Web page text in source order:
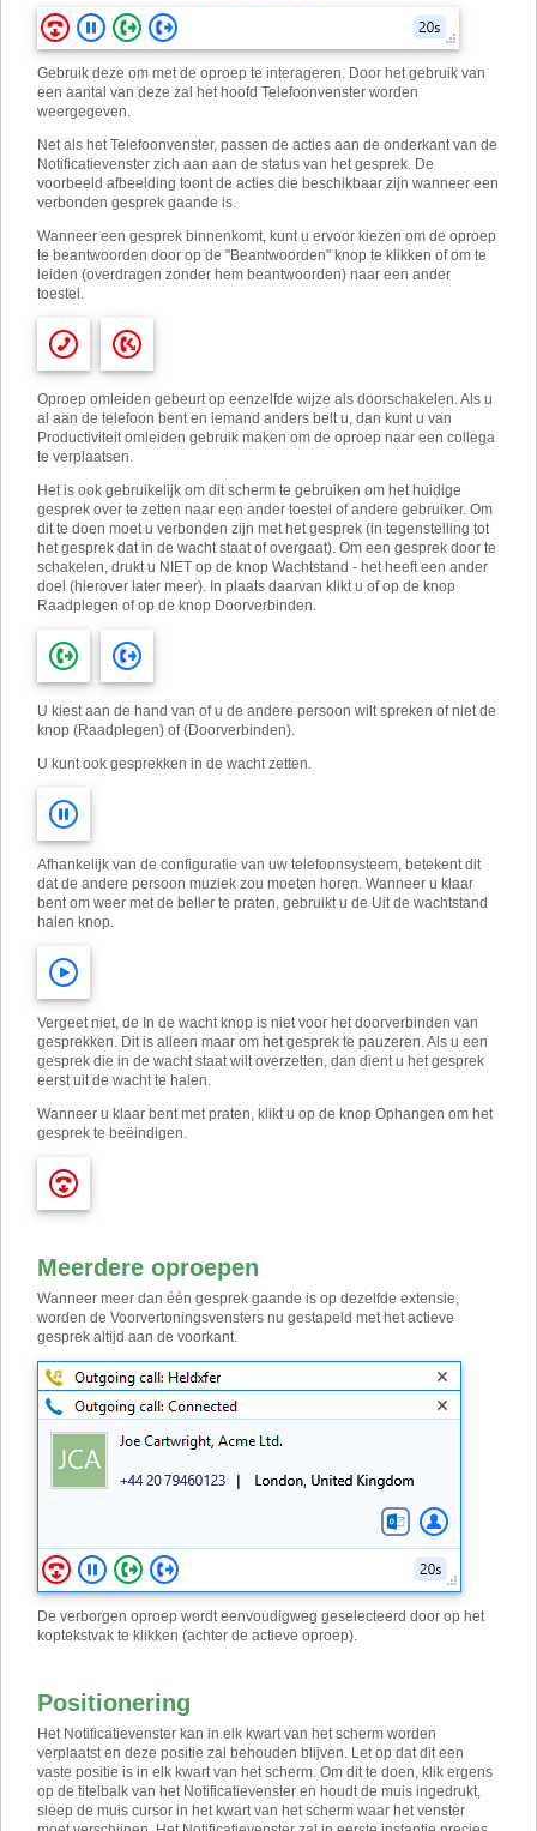
Gebruik deze om met de oproep te interageren. Door het gebruik van
een aantal van deze zal het hoofd Telefoonvenster worden
weergegeven.
Net als het Telefoonvenster, passen de acties aan de onderkant van de
Notificatievenster zich aan aan de status van het gesprek. De
voorbeeld afbeelding toont de acties die beschikbaar zijn wanneer een
verbonden gesprek gaande is.
Wanneer een gesprek binnenkomt, kunt u ervoor kiezen om de oproep
te beantwoorden door op de "Beantwoorden" knop te klikken of om te
leiden (overdragen zonder hem beantwoorden) naar een ander
toestel.
Oproep omleiden gebeurt op eenzelfde wijze als doorschakelen. Als u
al aan de telefoon bent en iemand anders belt u, dan kunt u van
Productiviteit omleiden gebruik maken om de oproep naar een collega
te verplaatsen.
Het is ook gebruikelijk om dit scherm te gebruiken om het huidige
gesprek over te zetten naar een ander toestel of andere gebruiker. Om
dit te doen moet u verbonden zijn met het gesprek (in tegenstelling tot
het gesprek dat in de wacht staat of overgaat). Om een ​​gesprek door te
schakelen, drukt u NIET op de knop Wachtstand - het heeft een ander
doel (hierover later meer). In plaats daarvan klikt u of op de knop
Raadplegen of op de knop Doorverbinden.
U kiest aan de hand van of u de andere persoon wilt spreken of niet de
knop (Raadplegen) of (Doorverbinden).
U kunt ook gesprekken in de wacht zetten.
Afhankelijk van de configuratie van uw telefoonsysteem, betekent dit
dat de andere persoon muziek zou moeten horen. Wanneer u klaar
bent om weer met de beller te praten, gebruikt u de Uit de wachtstand
halen knop.
Vergeet niet, de In de wacht knop is niet voor het doorverbinden van
gesprekken. Dit is alleen maar om het gesprek te pauzeren. Als u een
gesprek die in de wacht staat wilt overzetten, dan dient u het gesprek
eerst uit de wacht te halen.
Wanneer u klaar bent met praten, klikt u op de knop Ophangen om het
gesprek te beëindigen.
Meerdere oproepen
Wanneer meer dan één gesprek gaande is op dezelfde extensie,
worden de Voorvertoningsvensters nu gestapeld met het actieve
gesprek altijd aan de voorkant.
De verborgen oproep wordt eenvoudigweg geselecteerd door op het
koptekstvak te klikken (achter de actieve oproep).
Positionering
Het Notificatievenster kan in elk kwart van het scherm worden
verplaatst en deze positie zal behouden blijven. Let op dat dit een
vaste positie is in elk kwart van het scherm. Om dit te doen, klik ergens
op de titelbalk van het Notificatievenster en houdt de muis ingedrukt,
sleep de muis cursor in het kwart van het scherm waar het venster